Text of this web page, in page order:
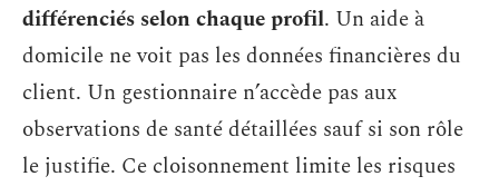
différenciés selon chaque profil. Un aide à
domicile ne voit pas les données financières du
client. Un gestionnaire n’accède pas aux
observations de santé détaillées sauf si son rôle
le justifie. Ce cloisonnement limite les risques